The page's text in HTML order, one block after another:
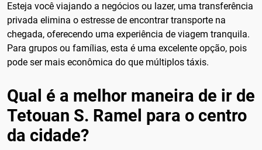
Esteja você viajando a negócios ou lazer, uma transferência
privada elimina o estresse de encontrar transporte na
chegada, oferecendo uma experiência de viagem tranquila.
Para grupos ou famílias, esta é uma excelente opção, pois
pode ser mais econômica do que múltiplos táxis.
Qual é a melhor maneira de ir de
Tetouan S. Ramel para o centro
da cidade?